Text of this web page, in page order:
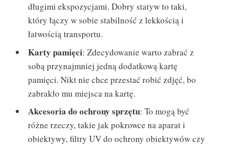
długimi ekspozycjami. Dobry statyw to taki,
który łączy w sobie stabilność z lekkością i
łatwością transportu.
Karty pamięci: Zdecydowanie warto zabrać z
sobą przynajmniej jedną dodatkową kartę
pamięci. Nikt nie chce przestać robić zdjęć, bo
zabrakło mu miejsca na kartę.
Akcesoria do ochrony sprzętu: To mogą być
różne rzeczy, takie jak pokrowce na aparat i
obiektywy, filtry UV do ochrony obiektywów czy